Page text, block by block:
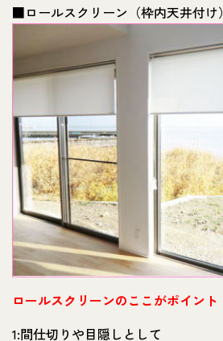
■ロールスクリーン（枠内天井付け）
ロールスクリーンのここがポイント
1:間仕切りや目隠しとして